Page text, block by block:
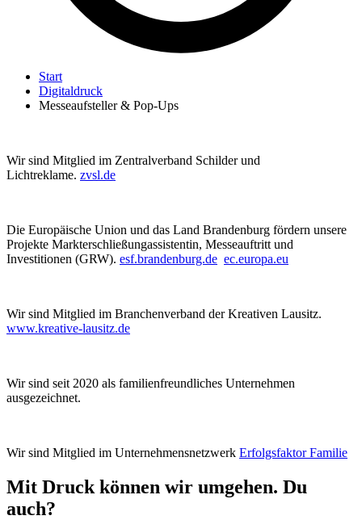
Start
Digitaldruck
Messeaufsteller & Pop-Ups
Wir sind Mitglied im Zentralverband Schilder und
Lichtreklame. zvsl.de
Die Europäische Union und das Land Brandenburg fördern unsere
Projekte Markterschließungassistentin, Messeauftritt und
Investitionen (GRW). esf.brandenburg.de ec.europa.eu
Wir sind Mitglied im Branchenverband der Kreativen Lausitz.
www.kreative-lausitz.de
Wir sind seit 2020 als familienfreundliches Unternehmen
ausgezeichnet.
Wir sind Mitglied im Unternehmensnetzwerk Erfolgsfaktor Familie
Mit Druck können wir umgehen. Du
auch?